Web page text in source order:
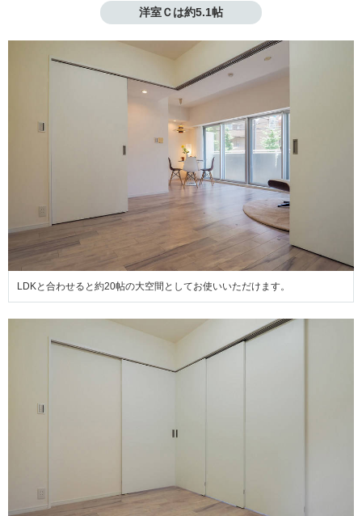
洋室Ｃは約5.1帖
LDKと合わせると約20帖の大空間としてお使いいただけます。